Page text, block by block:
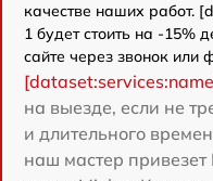
качестве наших работ.
1 будет стоить на -15%
сайте через звонок или
на выезде, если не
и длительного
наш мастер